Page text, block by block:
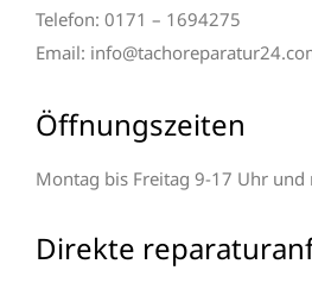
Telefon: 0171 – 1694275
Email:
Öffnungszeiten
Montag bis Freitag 9-17 Uhr und
Direkte